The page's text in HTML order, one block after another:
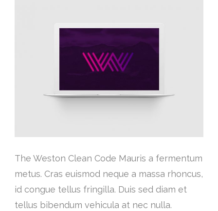
The Weston Clean Code Mauris a fermentum
metus. Cras euismod neque a massa rhoncus,
id congue tellus fringilla. Duis sed diam et
tellus bibendum vehicula at nec nulla.